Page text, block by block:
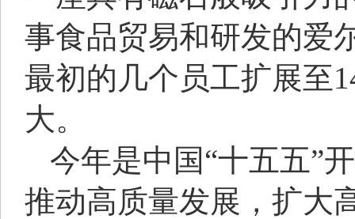
事食品贸易和研发的爱
最初的几个员工扩展至
大。
今年是中国“十五五”
推动高质量发展，扩大